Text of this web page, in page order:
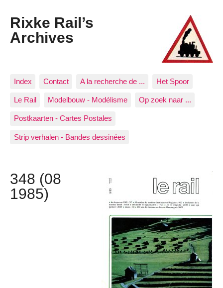
Rixke Rail’s
Archives
Index Contact A la recherche de ... Het Spoor
Le Rail Modelbouw - Modélisme Op zoek naar ...
Postkaarten - Cartes Postales
Strip verhalen - Bandes dessinées
348 (08
1985)